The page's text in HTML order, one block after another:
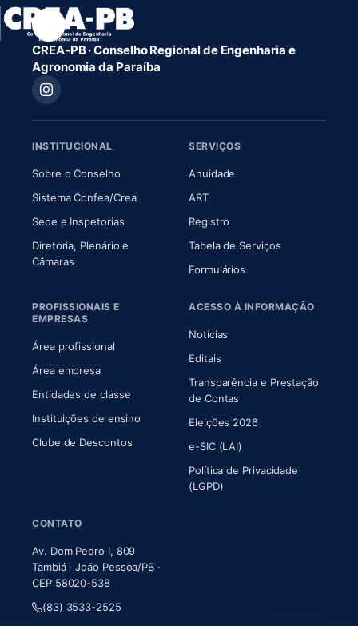
CREA-PB · Conselho Regional de Engenharia e
Agronomia da Paraíba
INSTITUCIONAL
Sobre o Conselho(abre em nova aba)
Sistema Confea/Crea(abre em nova aba)
Sede e Inspetorias
Diretoria, Plenário e
Câmaras(abre em nova aba)
SERVIÇOS
Anuidade
ART(abre em nova aba)
Registro
Tabela de Serviços
Formulários
PROFISSIONAIS E
EMPRESAS
Área profissional
Área empresa
Entidades de classe
Instituições de ensino
Clube de Descontos
ACESSO À INFORMAÇÃO
Notícias
Editais
Transparência e Prestação
de Contas
Eleições 2026
e-SIC (LAI)
Política de Privacidade
(LGPD)
CONTATO
Av. Dom Pedro I, 809
Tambiá · João Pessoa/PB ·
CEP 58020-538
(83) 3533-2525